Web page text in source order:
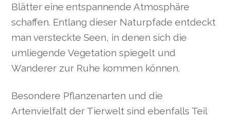
Blätter eine entspannende Atmosphäre
schaffen. Entlang dieser Naturpfade entdeckt
man versteckte Seen, in denen sich die
umliegende Vegetation spiegelt und
Wanderer zur Ruhe kommen können.
Besondere Pflanzenarten und die
Artenvielfalt der Tierwelt sind ebenfalls Teil